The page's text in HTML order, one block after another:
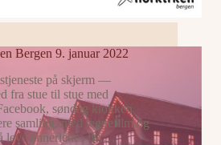
Bergen 9. januar 2022
på skjerm —
fra stue til stue med
søndag klokken
samling, med tegnefilm og
leve annerledes liv.…